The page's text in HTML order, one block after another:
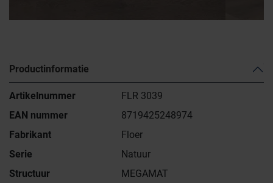
Productinformatie
Artikelnummer
FLR 3039
EAN nummer
8719425248974
Fabrikant
Floer
Serie
Natuur
Structuur
MEGAMAT